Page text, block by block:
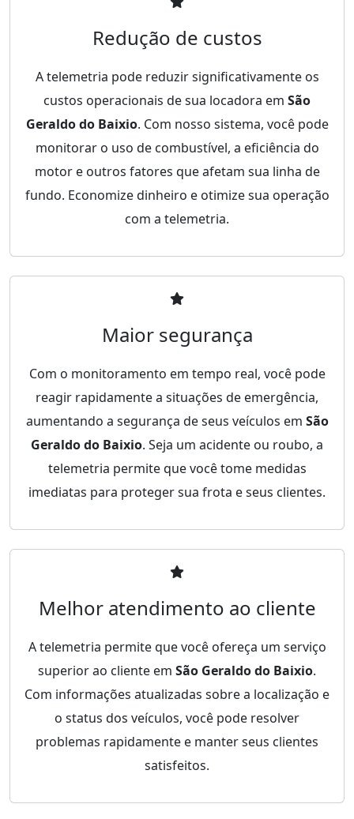
Redução de custos
A telemetria pode reduzir significativamente os
custos operacionais de sua locadora em São
Geraldo do Baixio. Com nosso sistema, você pode
monitorar o uso de combustível, a eficiência do
motor e outros fatores que afetam sua linha de
fundo. Economize dinheiro e otimize sua operação
com a telemetria.
Maior segurança
Com o monitoramento em tempo real, você pode
reagir rapidamente a situações de emergência,
aumentando a segurança de seus veículos em São
Geraldo do Baixio. Seja um acidente ou roubo, a
telemetria permite que você tome medidas
imediatas para proteger sua frota e seus clientes.
Melhor atendimento ao cliente
A telemetria permite que você ofereça um serviço
superior ao cliente em São Geraldo do Baixio.
Com informações atualizadas sobre a localização e
o status dos veículos, você pode resolver
problemas rapidamente e manter seus clientes
satisfeitos.